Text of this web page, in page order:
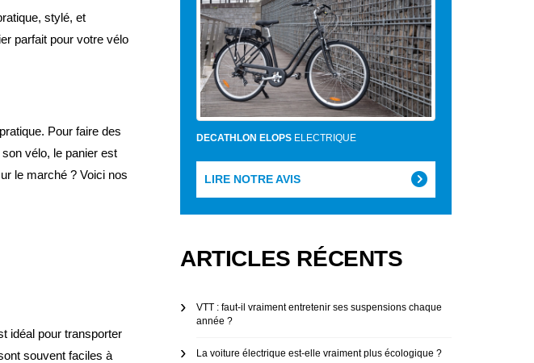
stylé, et
parfait pour votre vélo
Pour faire des
vélo, le panier est
le marché ? Voici nos
idéal pour transporter
souvent faciles à
DECATHLON ELOPS ELECTRIQUE
LIRE NOTRE AVIS
ARTICLES RÉCENTS
VTT : faut-il vraiment entretenir ses suspensions chaque
année ?
La voiture électrique est-elle vraiment plus écologique ?